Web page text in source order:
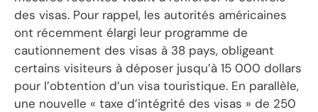
des visas. Pour rappel, les autorités américaines
ont récemment élargi leur programme de
cautionnement des visas à 38 pays, obligeant
certains visiteurs à déposer jusqu’à 15 000 dollars
pour l’obtention d’un visa touristique. En parallèle,
une nouvelle « taxe d’intégrité des visas » de 250